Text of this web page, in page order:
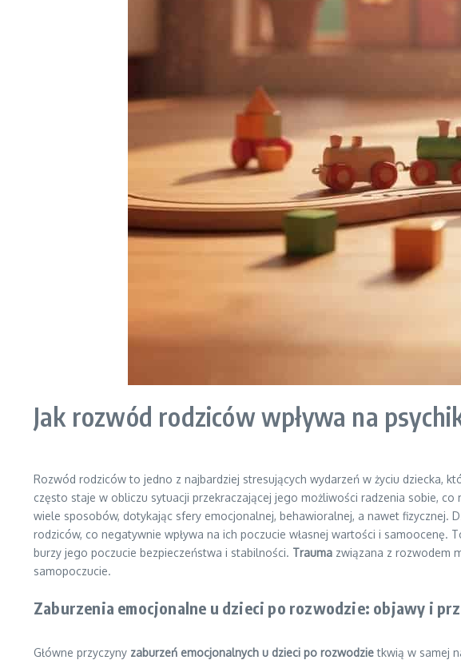
Jak rozwód rodziców wpływa na
Rozwód rodziców to jedno z najbardziej stresujących wydarzeń w życiu dziecka,
często staje w obliczu sytuacji przekraczającej jego możliwości radzenia sobie, co
wiele sposobów, dotykając sfery emocjonalnej, behawioralnej, a nawet fizycznej.
rodziców, co negatywnie wpływa na ich poczucie własnej wartości i
burzy jego poczucie bezpieczeństwa i stabilności. Trauma związana z rozwodem
samopoczucie.
Zaburzenia emocjonalne u dzieci po rozwodzie: objawy i
Główne przyczyny zaburzeń emocjonalnych u dzieci po rozwodzietkwią w samej